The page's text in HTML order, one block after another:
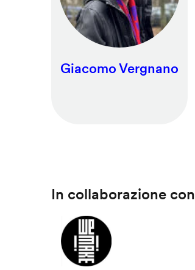
Giacomo Vergnano
In collaborazione con